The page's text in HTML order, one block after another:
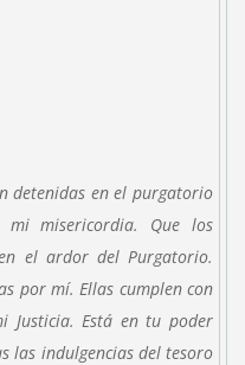
detenidas en el purgatorio
misericordia. Que los
el ardor del Purgatorio.
por mí. Ellas cumplen con
Justicia. Está en tu poder
las indulgencias del tesoro